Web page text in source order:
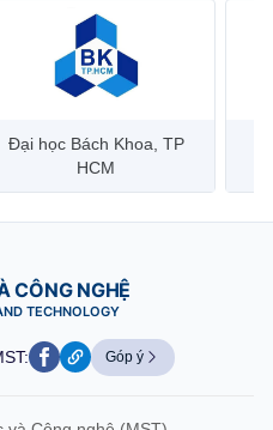
Bưu điện Việt Nam –
Vietnam Post
CÔNG NGHỆ
TECHNOLOGY
Góp ý